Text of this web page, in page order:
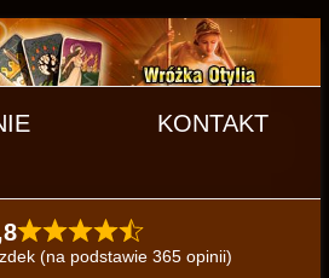
KONTAKT
(na podstawie 365 opinii)